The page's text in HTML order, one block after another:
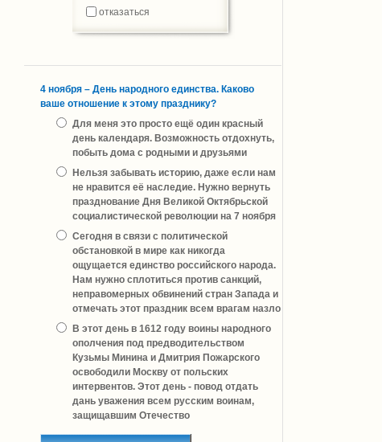
отказаться
4 ноября – День народного единства. Каково
ваше отношение к этому празднику?
Для меня это просто ещё один красный
день календаря. Возможность отдохнуть,
побыть дома с родными и друзьями
Нельзя забывать историю, даже если нам
не нравится её наследие. Нужно вернуть
празднование Дня Великой Октябрьской
социалистической революции на 7 ноября
Сегодня в связи с политической
обстановкой в мире как никогда
ощущается единство российского народа.
Нам нужно сплотиться против санкций,
неправомерных обвинений стран Запада и
отмечать этот праздник всем врагам назло
В этот день в 1612 году воины народного
ополчения под предводительством
Кузьмы Минина и Дмитрия Пожарского
освободили Москву от польских
интервентов. Этот день - повод отдать
дань уважения всем русским воинам,
защищавшим Отечество